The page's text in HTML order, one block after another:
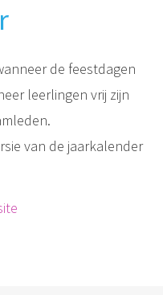
de feestdagen
leerlingen vrij zijn
van de jaarkalender